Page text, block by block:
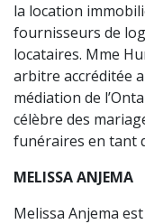
la location
fournisseurs de
locataires. Mme
arbitre accréditée
médiation de
célèbre des
funéraires en tant
MELISSA ANJEMA
Melissa Anjema